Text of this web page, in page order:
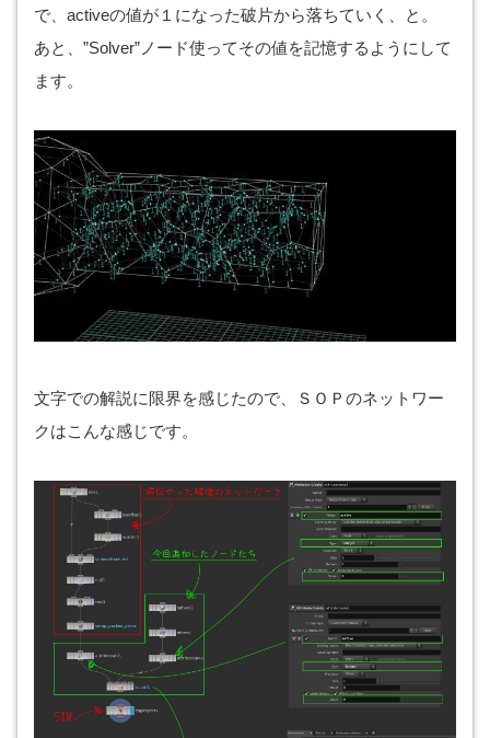
で、activeの値が１になった破片から落ちていく、と。
あと、”Solver”ノード使ってその値を記憶するようにして
ます。
文字での解説に限界を感じたので、ＳＯＰのネットワー
クはこんな感じです。